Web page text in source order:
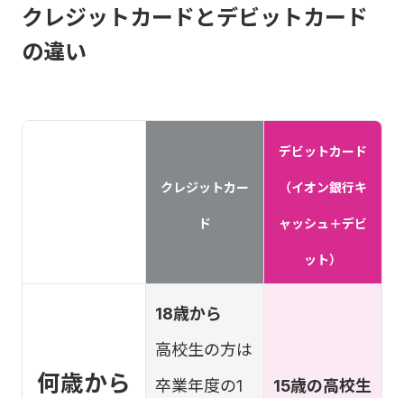
クレジットカードとデビットカード
の違い
クレジットカー
ド
デビットカード
（イオン銀行キ
ャッシュ＋デビ
ット）
何歳から
18歳から
高校生の方は
卒業年度の1
15歳の高校生